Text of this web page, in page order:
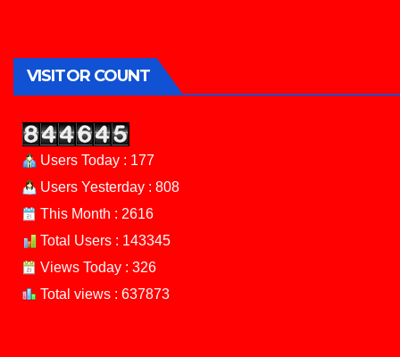
VISITOR COUNT
Users Today : 177
Users Yesterday : 808
This Month : 2616
Total Users : 143345
Views Today : 326
Total views : 637873